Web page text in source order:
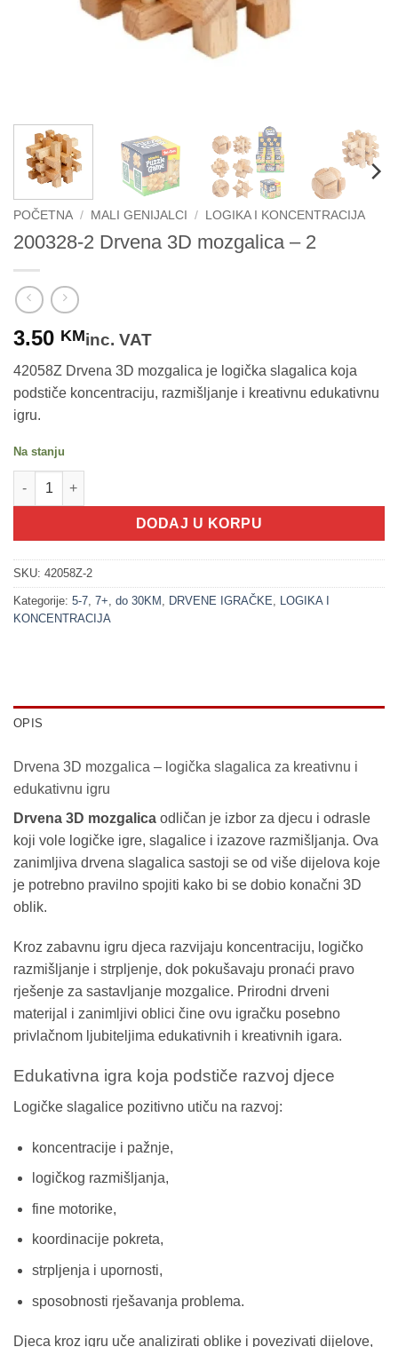
POČETNA / MALI GENIJALCI / LOGIKA I KONCENTRACIJA
200328-2 Drvena 3D mozgalica – 2
3.50 KMinc. VAT
42058Z Drvena 3D mozgalica je logička slagalica koja
podstiče koncentraciju, razmišljanje i kreativnu edukativnu
igru.
Na stanju
200328-2 Drvena 3D mozgalica - 2 količina
DODAJ U KORPU
SKU: 42058Z-2
Kategorije: 5-7 7+ do 30KM DRVENE IGRAČKE
LOGIKA I
KONCENTRACIJA
OPIS
Drvena 3D mozgalica – logička slagalica za kreativnu i
edukativnu igru
Drvena 3D mozgalica odličan je izbor za djecu i odrasle
koji vole logičke igre, slagalice i izazove razmišljanja. Ova
zanimljiva drvena slagalica sastoji se od više dijelova koje
je potrebno pravilno spojiti kako bi se dobio konačni 3D
oblik.
Kroz zabavnu igru djeca razvijaju koncentraciju, logičko
razmišljanje i strpljenje, dok pokušavaju pronaći pravo
rješenje za sastavljanje mozgalice. Prirodni drveni
materijal i zanimljivi oblici čine ovu igračku posebno
privlačnom ljubiteljima edukativnih i kreativnih igara.
Edukativna igra koja podstiče razvoj djece
Logičke slagalice pozitivno utiču na razvoj:
koncentracije i pažnje,
logičkog razmišljanja,
fine motorike,
koordinacije pokreta,
strpljenja i upornosti,
sposobnosti rješavanja problema.
Djeca kroz igru uče analizirati oblike i povezivati dijelove,